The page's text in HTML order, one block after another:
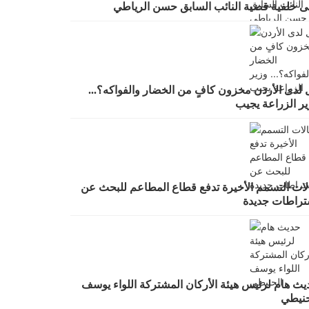
خلفية قضية النائب السابق حسن الرياطي
لدى الأردن مخزون كافٍ من الخضار والفواكه؟...
الزراعة يجيب
التسمم الأخيرة تدفع قطاع المطاعم للبحث عن
جديدة
هام لرئيس هيئة الأركان المشتركة اللواء يوسف